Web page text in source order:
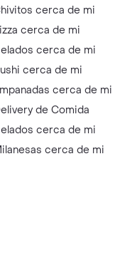
cerca de mi
cerca de mi
cerca de mi
cerca de mi
cerca de mi
de Comida
cerca de mi
cerca de mi